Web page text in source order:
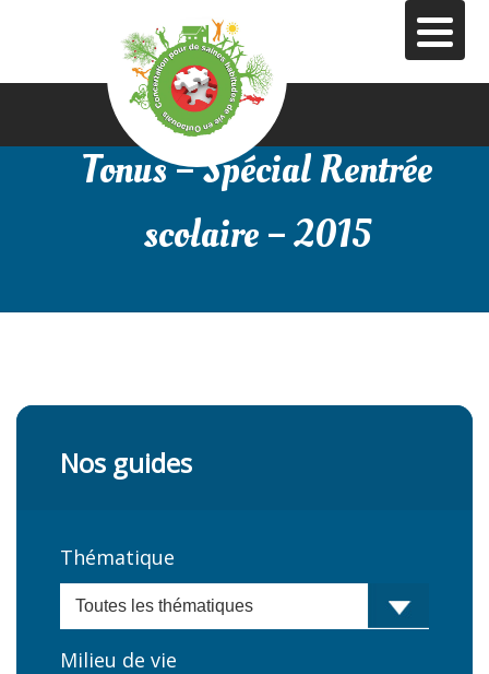
Tonus – Spécial Rentrée
scolaire – 2015
Nos guides
Thématique
Milieu de vie